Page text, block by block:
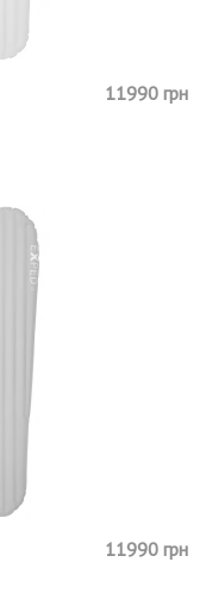
11990 грн
11990 грн